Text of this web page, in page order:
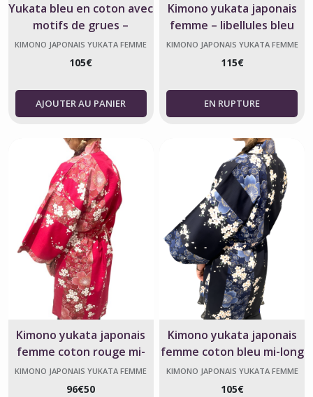
Yukata bleu en coton avec
motifs de grues –
Authentique et élégant,
fabriqué à Kyoto
KIMONO JAPONAIS YUKATA FEMME
105€
AJOUTER AU PANIER
Kimono yukata japonais
femme – libellules bleu
nuit et blanc
KIMONO JAPONAIS YUKATA FEMME
115€
Kimono yukata japonais
femme coton rouge mi-
long motif floral
KIMONO JAPONAIS YUKATA FEMME
96€50
Kimono yukata japonais
femme coton bleu mi-long
motif floral
KIMONO JAPONAIS YUKATA FEMME
105€